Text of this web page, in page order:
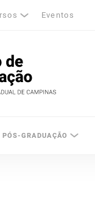
Eventos
de Campinas
PÓS-GRADUAÇÃO